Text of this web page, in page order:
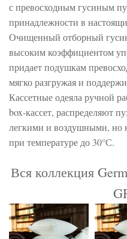
с превосходным гусиным
принадлежности в
Очищенный отборный
высоким коэффициентом
придает подушкам
мягко разгружая и
Кассетные одеяла ручной
box-кассет, распределяют
легкими и воздушными, но
при температуре до 30°С.
Вся коллекция